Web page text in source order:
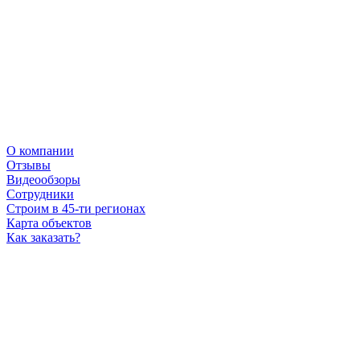
О компании
Отзывы
Видеообзоры
Сотрудники
Строим в 45-ти регионах
Карта объектов
Как заказать?